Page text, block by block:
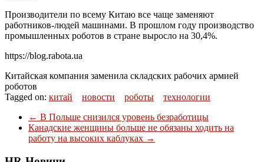
Производители по всему Китаю все чаще заменяют
работников-людей машинами. В прошлом году производство
промышленных роботов в стране выросло на 30,4%.
https://blog.rabota.ua
Китайская компания заменила складских рабочих армией
роботов
Tagged on: китай новости роботы
технологии
← В Польше снизился уровень безработицы
Канадские женщины больше не обязаны ходить на
работу на высоких каблуках →